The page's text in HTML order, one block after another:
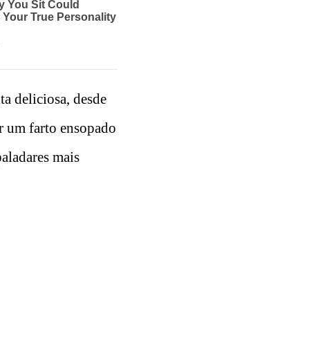
deliciosa, desde
um farto ensopado
mais